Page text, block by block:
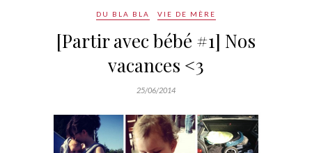
DU BLA BLA VIE DE MÈRE
[Partir avec bébé #1] Nos
vacances <3
25/06/2014